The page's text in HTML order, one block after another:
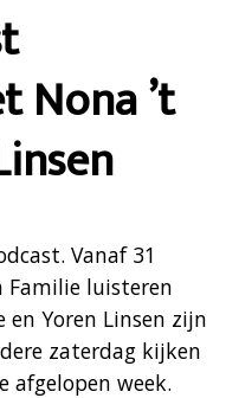
Nona ’t
Vanaf 31
Familie luisteren
en Yoren Linsen zijn
zaterdag kijken
afgelopen week.